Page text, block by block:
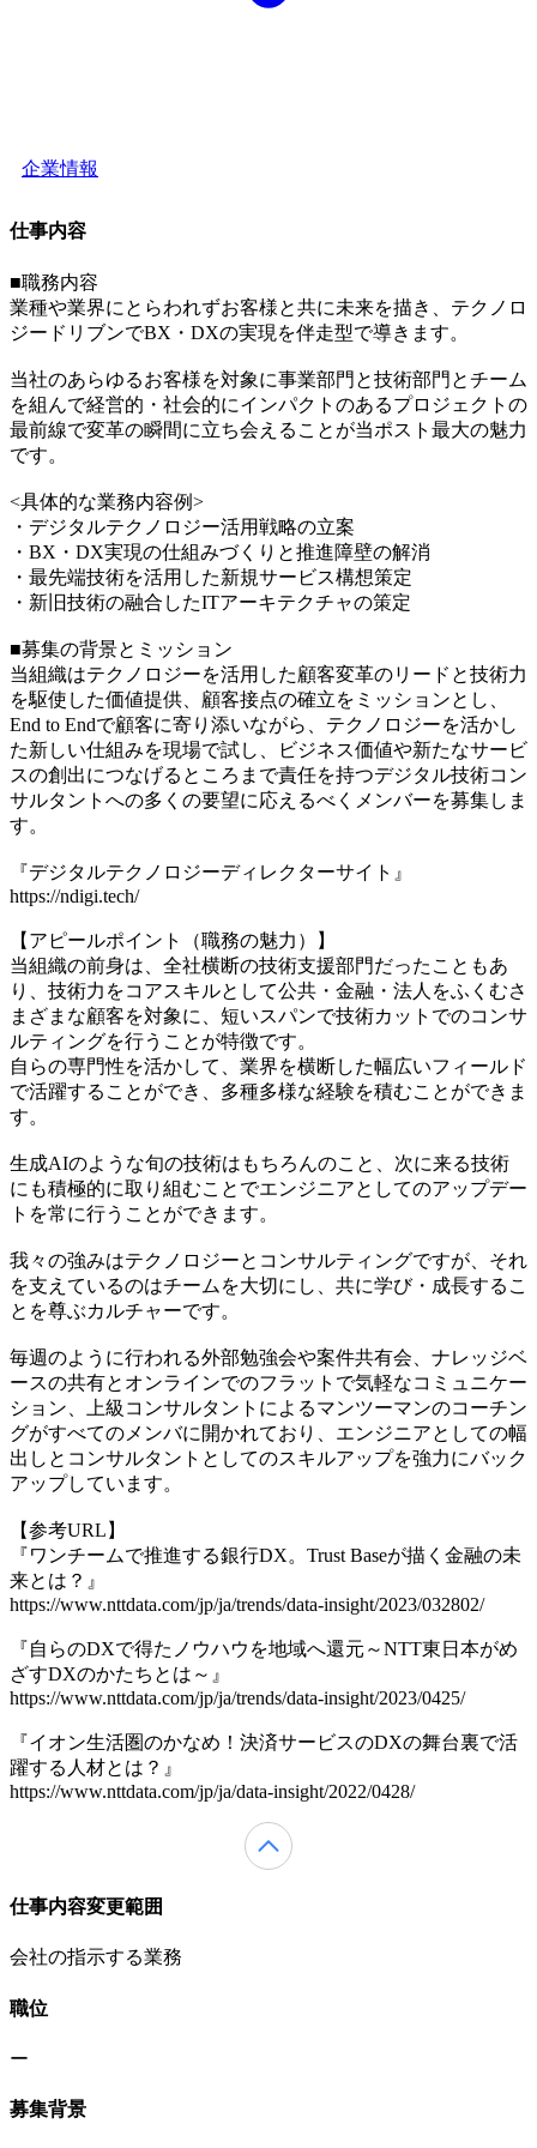
企業情報
仕事内容
■職務内容
業種や業界にとらわれずお客様と共に未来を描き、テクノロ
ジードリブンでBX・DXの実現を伴走型で導きます。
当社のあらゆるお客様を対象に事業部門と技術部門とチーム
を組んで経営的・社会的にインパクトのあるプロジェクトの
最前線で変革の瞬間に立ち会えることが当ポスト最大の魅力
です。
<具体的な業務内容例>
・デジタルテクノロジー活用戦略の立案
・BX・DX実現の仕組みづくりと推進障壁の解消
・最先端技術を活用した新規サービス構想策定
・新旧技術の融合したITアーキテクチャの策定
■募集の背景とミッション
当組織はテクノロジーを活用した顧客変革のリードと技術力
を駆使した価値提供、顧客接点の確立をミッションとし、
End to Endで顧客に寄り添いながら、テクノロジーを活かし
た新しい仕組みを現場で試し、ビジネス価値や新たなサービ
スの創出につなげるところまで責任を持つデジタル技術コン
サルタントへの多くの要望に応えるべくメンバーを募集しま
す。
『デジタルテクノロジーディレクターサイト』
https://ndigi.tech/
【アピールポイント（職務の魅力）】
当組織の前身は、全社横断の技術支援部門だったこともあ
り、技術力をコアスキルとして公共・金融・法人をふくむさ
まざまな顧客を対象に、短いスパンで技術カットでのコンサ
ルティングを行うことが特徴です。
自らの専門性を活かして、業界を横断した幅広いフィールド
で活躍することができ、多種多様な経験を積むことができま
す。
生成AIのような旬の技術はもちろんのこと、次に来る技術
にも積極的に取り組むことでエンジニアとしてのアップデー
トを常に行うことができます。
我々の強みはテクノロジーとコンサルティングですが、それ
を支えているのはチームを大切にし、共に学び・成長するこ
とを尊ぶカルチャーです。
毎週のように行われる外部勉強会や案件共有会、ナレッジベ
ースの共有とオンラインでのフラットで気軽なコミュニケー
ション、上級コンサルタントによるマンツーマンのコーチン
グがすべてのメンバに開かれており、エンジニアとしての幅
出しとコンサルタントとしてのスキルアップを強力にバック
アップしています。
【参考URL】
『ワンチームで推進する銀行DX。Trust Baseが描く金融の未
来とは？』
https://www.nttdata.com/jp/ja/trends/data-insight/2023/032802/
『自らのDXで得たノウハウを地域へ還元～NTT東日本がめ
ざすDXのかたちとは～』
https://www.nttdata.com/jp/ja/trends/data-insight/2023/0425/
『イオン生活圏のかなめ！決済サービスのDXの舞台裏で活
躍する人材とは？』
https://www.nttdata.com/jp/ja/data-insight/2022/0428/
仕事内容変更範囲
会社の指示する業務
職位
ー
募集背景